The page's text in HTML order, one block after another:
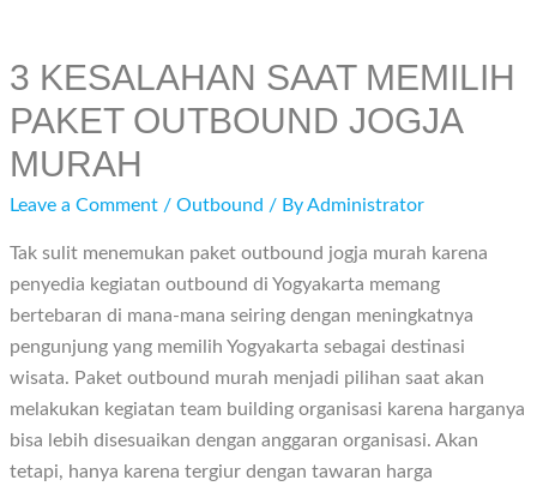
3 KESALAHAN SAAT MEMILIH
PAKET OUTBOUND JOGJA
MURAH
Leave a Comment /Outbound / ByAdministrator
Tak sulit menemukan paket outbound jogja murah karena
penyedia kegiatan outbound di Yogyakarta memang
bertebaran di mana-mana seiring dengan meningkatnya
pengunjung yang memilih Yogyakarta sebagai destinasi
wisata. Paket outbound murah menjadi pilihan saat akan
melakukan kegiatan team building organisasi karena harganya
bisa lebih disesuaikan dengan anggaran organisasi. Akan
tetapi, hanya karena tergiur dengan tawaran harga